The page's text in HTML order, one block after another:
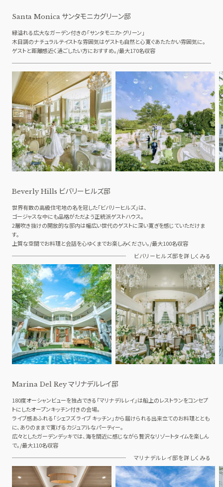
Santa Monica サンタモニカグリーン邸
緑溢れる広大なガーデン付きの「サンタモニカ・グリーン」
木目調のナチュラルテイストな雰囲気はゲストも自然と心寛ぐあたたかい雰囲気に。
ゲストと距離感近く過ごしたい方におすすめ。/最大170名収容
Beverly Hills ビバリーヒルズ邸
世界有数の高級住宅地の名を冠した「ビバリーヒルズ」は、
ゴージャスな中にも品格がただよう正統派ゲストハウス。
2層吹き抜けの開放的な邸内は幅広い世代のゲストに深い寛ぎを感じていただけま
す。
上質な空間でお料理と会話を心ゆくまでお楽しみください。/最大100名収容
ビバリーヒルズ邸を詳しくみる
Marina Del Reyマリナデルレイ邸
180度オーシャンビューを独占できる「マリナデルレイ」は船上のレストランをコンセプ
トにしたオープンキッチン付きの会場。
ライブ感あふれる「シェフズ ライブ キッチン」から届けられる出来立てのお料理ととも
に、ありのままで寛げるカジュアルなパーティー。
広々としたガーデンデッキでは、海を間近に感じながら贅沢なリゾートタイムを楽しん
で。/最大110名収容
マリナデルレイ邸を詳しくみる